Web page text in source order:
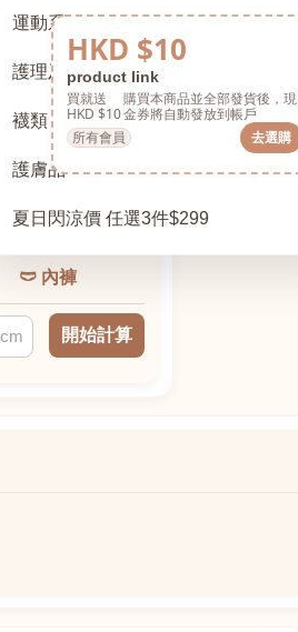
運動系列
護理及配件
襪類
護膚品
夏日閃涼價 任選3件$299
HKD $10
product link
買就送
HKD $10
購買本商品並全部發貨後，現
金券將自動發放到帳戶
所有會員
去選購
🩲 內褲
開始計算